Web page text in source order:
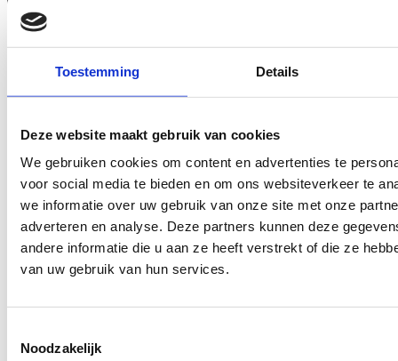
Toestemming Details
Deze website maakt gebruik van cookies
We gebruiken cookies om content en advertenties te
voor social media te bieden en om ons websiteverkeer te
we informatie over uw gebruik van onze site met onze
adverteren en analyse. Deze partners kunnen deze
andere informatie die u aan ze heeft verstrekt of die ze
van uw gebruik van hun services.
Noodzakelijk